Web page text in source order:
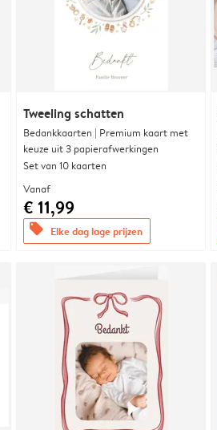
Tweeling schatten
Bedankkaarten | Premium kaart met
keuze uit 3 papierafwerkingen
Set van 10 kaarten
Vanaf
€ 11,99
offers Elke dag lage prijzen